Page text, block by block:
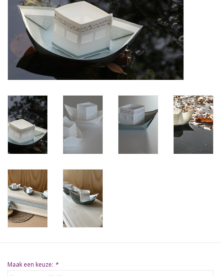
Natuurbegraven
Allerlei
Gepersonaliseerd
Vanaf 1 jaar
Over ons
Samenwerking
Deutsch
Scandinavië
Maak een keuze: *